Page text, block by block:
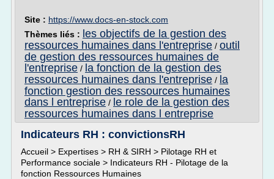
Site : https://www.docs-en-stock.com
Thèmes liés : les objectifs de la gestion des
ressources humaines dans l'entreprise / outil
de gestion des ressources humaines de
l'entreprise / la fonction de la gestion des
ressources humaines dans l'entreprise / la
fonction gestion des ressources humaines
dans l entreprise / le role de la gestion des
ressources humaines dans l entreprise
Indicateurs RH : convictionsRH
Accueil > Expertises > RH & SIRH > Pilotage RH et
Performance sociale > Indicateurs RH - Pilotage de la
fonction Ressources Humaines